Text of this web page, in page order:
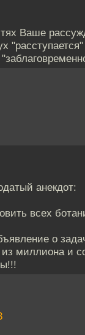
Ваше
анекдот:
всех
о
миллиона и